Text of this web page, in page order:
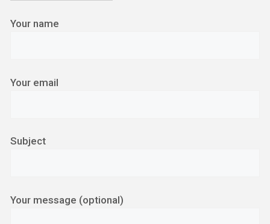
Your name
Your email
Subject
Your message (optional)